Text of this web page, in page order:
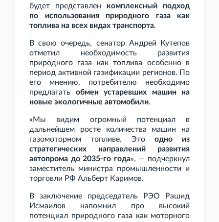
будет представлен комплексный подход
по использования природного газа как
топлива на всех видах транспорта.
В свою очередь, сенатор Андрей Кутепов
отметил необходимость развития
природного газа как топлива особенно в
период активной газификации регионов. По
его мнению, потребителю необходимо
предлагать обмен устаревших машин на
новые экологичные автомобили.
«Мы видим огромный потенциал в
дальнейшем росте количества машин на
газомоторном топливе. Это одно из
стратегических направлений развития
автопрома до 2035-го года», — подчеркнул
заместитель министра промышленности и
торговли РФ Альберт Каримов.
В заключение председатель РЭО Рашид
Исмаилов напомнил про высокий
потенциал природного газа как моторного